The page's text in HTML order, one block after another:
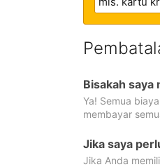
Bisakah saya
Ya! Semua
membayar
Jika saya
Jika Anda